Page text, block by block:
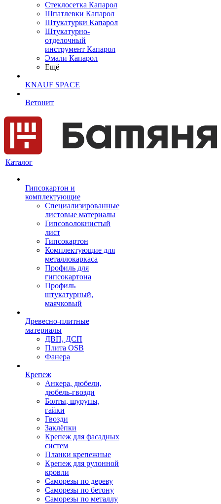
Cтеклосетка Капарол
Шпатлевки Капарол
Штукатурки Капарол
Штукатурно-
отделочный
инструмент Капарол
Эмали Капарол
Ещё
KNAUF SPACE
Ветонит
Каталог
Гипсокартон и
комплектующие
Специализированные
листовые материалы
Гипсоволокнистый
лист
Гипсокартон
Комплектующие для
металлокаркаса
Профиль для
гипсокартона
Профиль
штукатурный,
маячковый
Древесно-плитные
материалы
ДВП, ДСП
Плита OSB
Фанера
Крепеж
Анкера, дюбели,
дюбель-гвозди
Болты, шурупы,
гайки
Гвозди
Заклёпки
Крепеж для фасадных
систем
Планки крепежные
Крепеж для рулонной
кровли
Саморезы по дереву
Саморезы по бетону
Саморезы по металлу